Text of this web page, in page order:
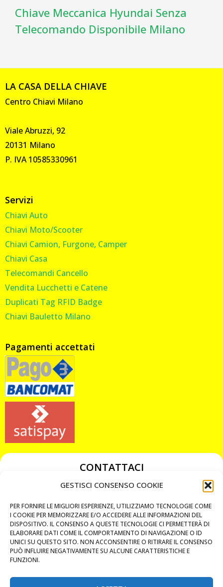
GESTISCI CONSENSO COOKIE
PER FORNIRE LE MIGLIORI ESPERIENZE, UTILIZZIAMO TECNOLOGIE COME
I COOKIE PER MEMORIZZARE E/O ACCEDERE ALLE INFORMAZIONI DEL
DISPOSITIVO. IL CONSENSO A QUESTE TECNOLOGIE CI PERMETTERÀ DI
ELABORARE DATI COME IL COMPORTAMENTO DI NAVIGAZIONE O ID
UNICI SU QUESTO SITO. NON ACCONSENTIRE O RITIRARE IL CONSENSO
PUÒ INFLUIRE NEGATIVAMENTE SU ALCUNE CARATTERISTICHE E
FUNZIONI.
Chiave Meccanica Hyundai Senza
Telecomando Disponibile Milano
LA CASA DELLA CHIAVE
Centro Chiavi Milano
Viale Abruzzi, 92
20131 Milano
P. IVA 10585330961
Servizi
Chiavi Auto
Chiavi Moto/Scooter
Chiavi Camion, Furgone, Camper
Chiavi Casa
Telecomandi Cancello
Vendita Lucchetti e Catene
Duplicati Tag RFID Badge
Chiavi Bauletto Milano
Pagamenti accettati
CONTATTACI
349 3863811
chiavicodificate@gmail.com
Privacy Policy
Cookie Policy